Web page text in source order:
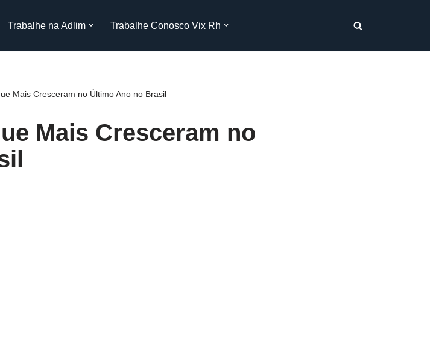
Trabalhe na Adlim Trabalhe Conosco Vix Rh
Mais Cresceram no Último Ano no Brasil
Mais Cresceram no